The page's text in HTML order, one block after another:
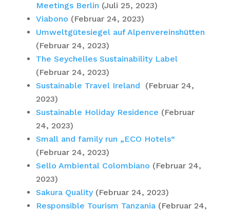
Meetings Berlin (Juli 25, 2023)
Viabono (Februar 24, 2023)
Umweltgütesiegel auf Alpenvereinshütten
(Februar 24, 2023)
The Seychelles Sustainability Label
(Februar 24, 2023)
Sustainable Travel Ireland
(Februar 24,
2023)
Sustainable Holiday Residence (Februar
24, 2023)
Small and family run „ECO Hotels“
(Februar 24, 2023)
Sello Ambiental Colombiano (Februar 24,
2023)
Sakura Quality (Februar 24, 2023)
Responsible Tourism Tanzania (Februar 24,